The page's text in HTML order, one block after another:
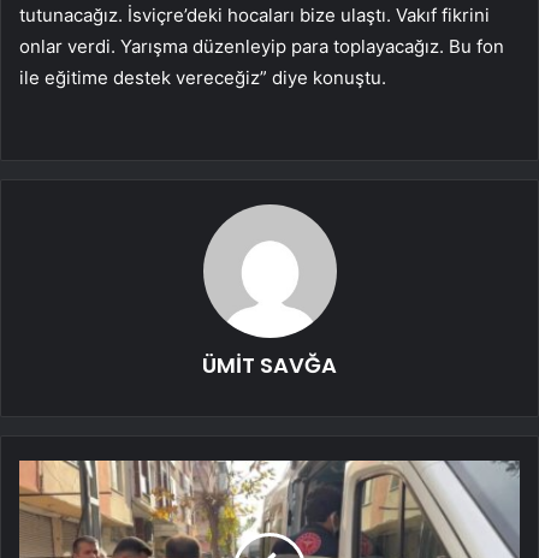
tutunacağız. İsviçre’deki hocaları bize ulaştı. Vakıf fikrini
onlar verdi. Yarışma düzenleyip para toplayacağız. Bu fon
ile eğitime destek vereceğiz” diye konuştu.
ÜMİT SAVĞA